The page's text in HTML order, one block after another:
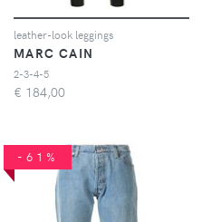
leather-look leggings
MARC CAIN
2-3-4-5
€ 184,00
-61%